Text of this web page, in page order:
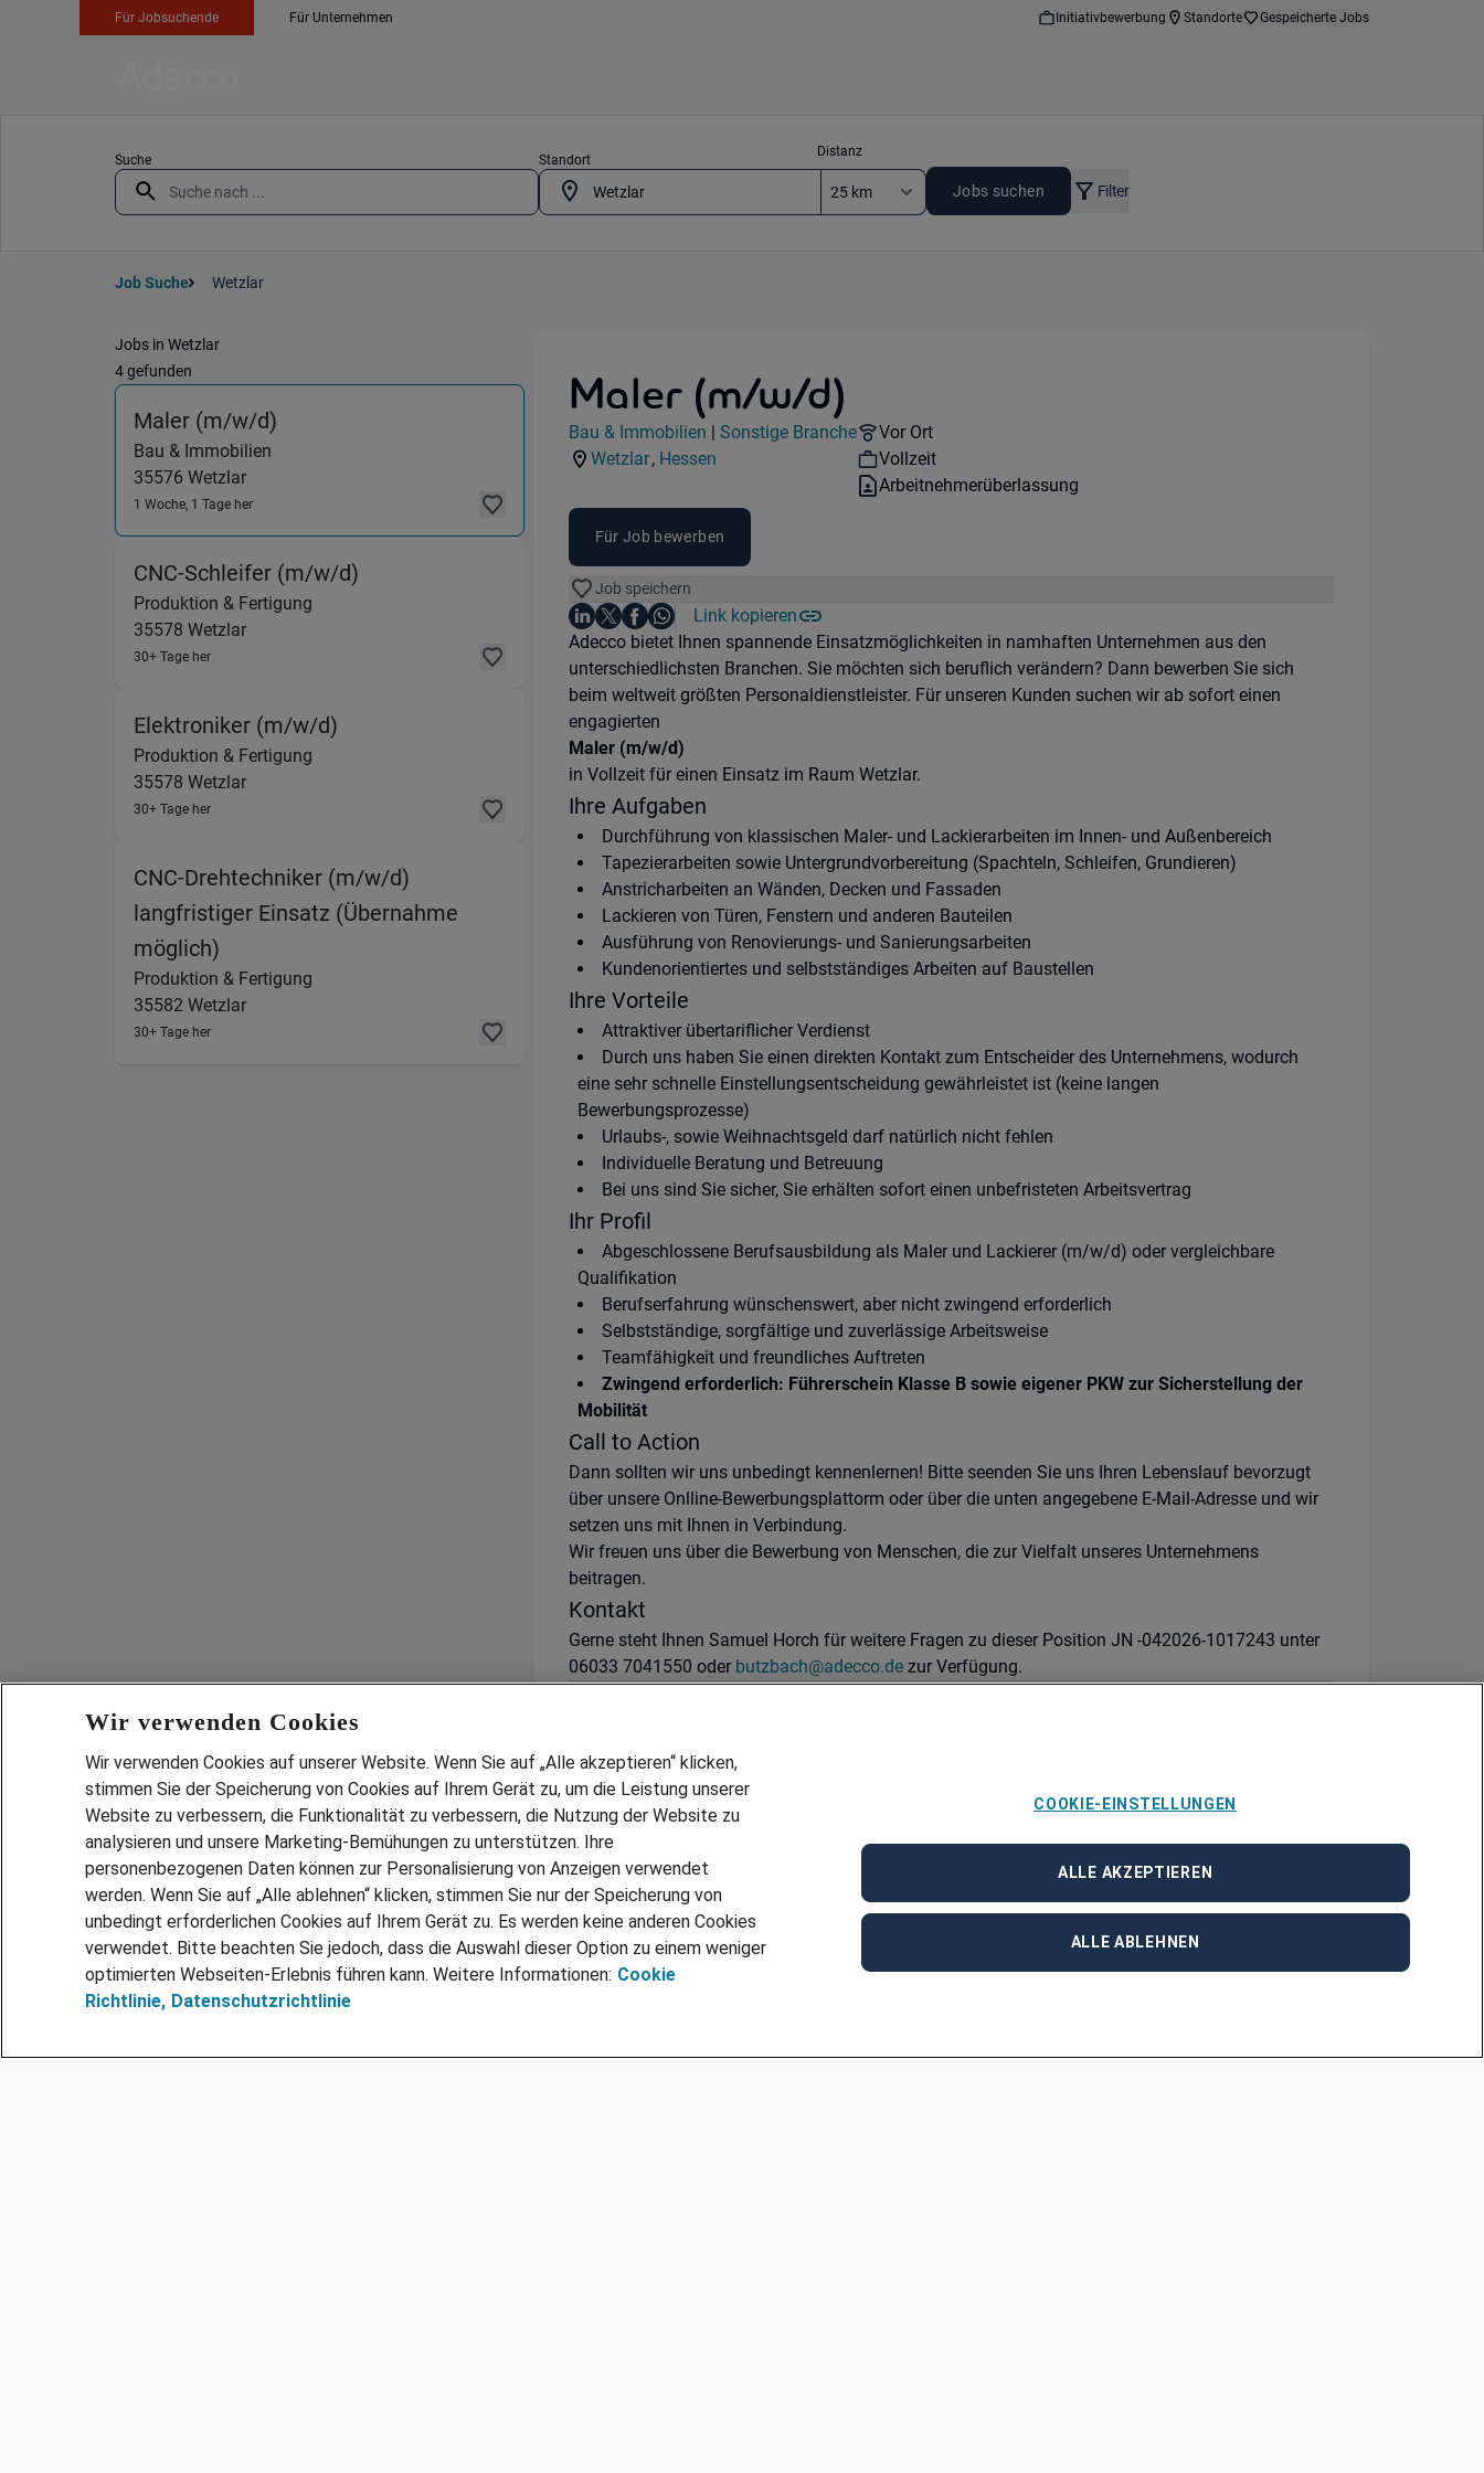
Für Jobsuchende Für Unternehmen Initiativbewerbung Standorte Gespeicherte Jobs
Suche Standort
Distanz
Jobs suchen Filter
Job Suche Wetzlar
Jobs in Wetzlar
4 gefunden
Maler (m/w/d) (Bau & Immobilien) in 35576 Wetzlar
Bau & Immobilien
35576 Wetzlar
1 Woche, 1 Tage her
CNC-Schleifer (m/w/d) (Produktion & Fertigung) in 35578 Wetzlar
Produktion & Fertigung
35578 Wetzlar
30+ Tage her
Elektroniker (m/w/d) (Produktion & Fertigung) in 35578 Wetzlar
Produktion & Fertigung
35578 Wetzlar
30+ Tage her
CNC-Drehtechniker (m/w/d)
langfristiger Einsatz (Übernahme
möglich) (Produktion & Fertigung) in 35582 Wetzlar
Produktion & Fertigung
35582 Wetzlar
30+ Tage her
Maler (m/w/d)
Jobdetails
Kategorie:
Bau & Immobilien |
Industry:
Sonstige Branche
Standorte:
Wetzlar,
Region:
Hessen
Remote Option:
Vor Ort
Workhours:
Vollzeit
Vertragsart:
Arbeitnehmerüberlassung
Für Job bewerben
Job speichern
Teile diesen Job
Auf LinkedIn teilen
Auf X teilen
Auf Facebook teilen
Auf WhatsApp teilen
Link kopieren
Einleitung
Adecco bietet Ihnen spannende Einsatzmöglichkeiten in namhaften Unternehmen aus den
unterschiedlichsten Branchen. Sie möchten sich beruflich verändern? Dann bewerben Sie sich
beim weltweit größten Personaldienstleister. Für unseren Kunden suchen wir ab sofort einen
engagierten
Maler (m/w/d)
in Vollzeit für einen Einsatz im Raum Wetzlar.
Ihre Aufgaben
Durchführung von klassischen Maler- und Lackierarbeiten im Innen- und Außenbereich
Tapezierarbeiten sowie Untergrundvorbereitung (Spachteln, Schleifen, Grundieren)
Anstricharbeiten an Wänden, Decken und Fassaden
Lackieren von Türen, Fenstern und anderen Bauteilen
Ausführung von Renovierungs- und Sanierungsarbeiten
Kundenorientiertes und selbstständiges Arbeiten auf Baustellen
Ihre Vorteile
Attraktiver übertariflicher Verdienst
Durch uns haben Sie einen direkten Kontakt zum Entscheider des Unternehmens, wodurch
eine sehr schnelle Einstellungsentscheidung gewährleistet ist (keine langen
Bewerbungsprozesse)
Urlaubs-, sowie Weihnachtsgeld darf natürlich nicht fehlen
Individuelle Beratung und Betreuung
Bei uns sind Sie sicher, Sie erhälten sofort einen unbefristeten Arbeitsvertrag
Ihr Profil
Abgeschlossene Berufsausbildung als Maler und Lackierer (m/w/d) oder vergleichbare
Qualifikation
Berufserfahrung wünschenswert, aber nicht zwingend erforderlich
Selbstständige, sorgfältige und zuverlässige Arbeitsweise
Teamfähigkeit und freundliches Auftreten
Zwingend erforderlich: Führerschein Klasse B sowie eigener PKW zur Sicherstellung der
Mobilität
Call to Action
Dann sollten wir uns unbedingt kennenlernen! Bitte seenden Sie uns Ihren Lebenslauf bevorzugt
über unsere Onlline-Bewerbungsplattorm oder über die unten angegebene E-Mail-Adresse und wir
setzen uns mit Ihnen in Verbindung.
Wir freuen uns über die Bewerbung von Menschen, die zur Vielfalt unseres Unternehmens
beitragen.
Kontakt
Gerne steht Ihnen Samuel Horch für weitere Fragen zu dieser Position JN -042026-1017243 unter
06033 7041550 oder butzbach@adecco.dezur Verfügung.
Wir verwenden Cookies
Wir verwenden Cookies auf unserer Website. Wenn Sie auf „Alle akzeptieren“ klicken,
stimmen Sie der Speicherung von Cookies auf Ihrem Gerät zu, um die Leistung unserer
Website zu verbessern, die Funktionalität zu verbessern, die Nutzung der Website zu
analysieren und unsere Marketing-Bemühungen zu unterstützen. Ihre
personenbezogenen Daten können zur Personalisierung von Anzeigen verwendet
werden. Wenn Sie auf „Alle ablehnen“ klicken, stimmen Sie nur der Speicherung von
unbedingt erforderlichen Cookies auf Ihrem Gerät zu. Es werden keine anderen Cookies
verwendet. Bitte beachten Sie jedoch, dass die Auswahl dieser Option zu einem weniger
optimierten Webseiten-Erlebnis führen kann. Weitere Informationen: Cookie
Richtlinie, Datenschutzrichtlinie
COOKIE-EINSTELLUNGEN
ALLE ABLEHNEN
ALLE AKZEPTIEREN